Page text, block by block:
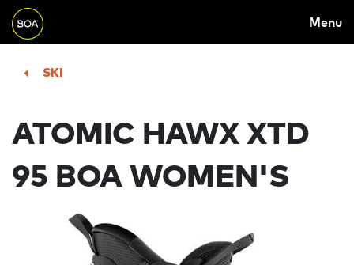
Skip to main content
NAVIGATION
Menu
Begin main content
SKI
ATOMIC HAWX XTD
95 BOA WOMEN'S